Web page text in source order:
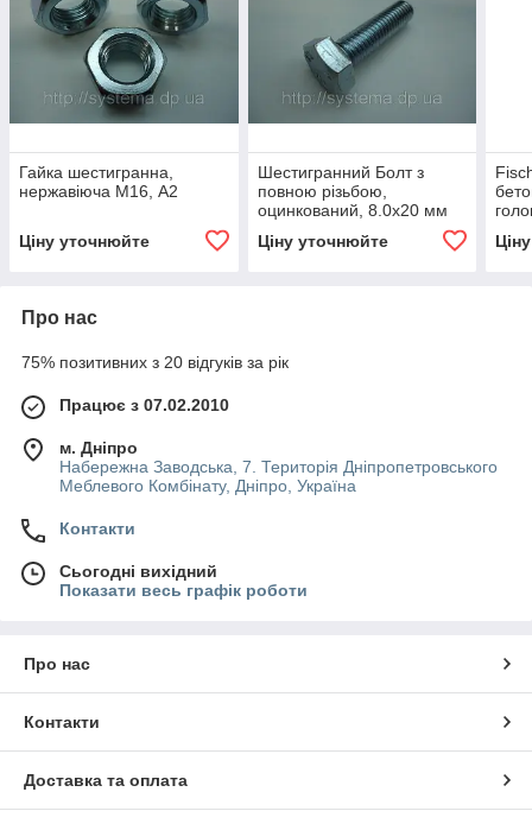
Гайка шестигранна,
нержавіюча М16, A2
Ціну уточнюйте
Шестигранний Болт з
повною різьбою,
оцинкований, 8.0х20 мм
Ціну уточнюйте
Про нас
75% позитивних з 20 відгуків за рік
Працює з 07.02.2010
м. Дніпро
Набережна Заводська, 7. Територія Дніпропетровського
Меблевого Комбінату, Дніпро, Україна
Контакти
Сьогодні вихідний
Показати весь графік роботи
Про нас
Контакти
Доставка та оплата